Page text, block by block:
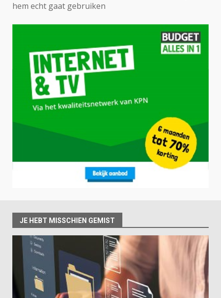
hem echt gaat gebruiken
JE HEBT MISSCHIEN GEMIST